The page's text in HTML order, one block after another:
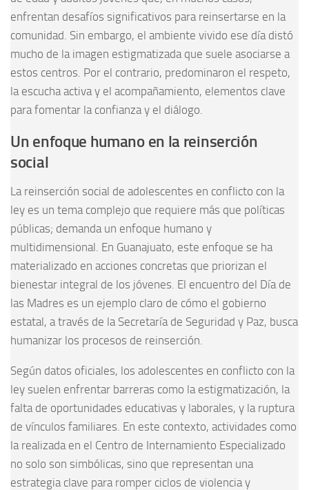
enfrentan desafíos significativos para reinsertarse en la
comunidad. Sin embargo, el ambiente vivido ese día distó
mucho de la imagen estigmatizada que suele asociarse a
estos centros. Por el contrario, predominaron el respeto,
la escucha activa y el acompañamiento, elementos clave
para fomentar la confianza y el diálogo.
Un enfoque humano en la reinserción
social
La reinserción social de adolescentes en conflicto con la
ley es un tema complejo que requiere más que políticas
públicas; demanda un enfoque humano y
multidimensional. En Guanajuato, este enfoque se ha
materializado en acciones concretas que priorizan el
bienestar integral de los jóvenes. El encuentro del Día de
las Madres es un ejemplo claro de cómo el gobierno
estatal, a través de la Secretaría de Seguridad y Paz, busca
humanizar los procesos de reinserción.
Según datos oficiales, los adolescentes en conflicto con la
ley suelen enfrentar barreras como la estigmatización, la
falta de oportunidades educativas y laborales, y la ruptura
de vínculos familiares. En este contexto, actividades como
la realizada en el Centro de Internamiento Especializado
no solo son simbólicas, sino que representan una
estrategia clave para romper ciclos de violencia y